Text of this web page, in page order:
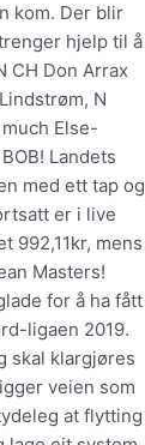
kom. Der blir
hjelp til å
CH Don Arrax
N
Else-
Landets
med ett tap og
er i live
992,11kr, mens
Masters!
for å ha fått
ligaen 2019.
skal klargjøres
veien som
at flytting